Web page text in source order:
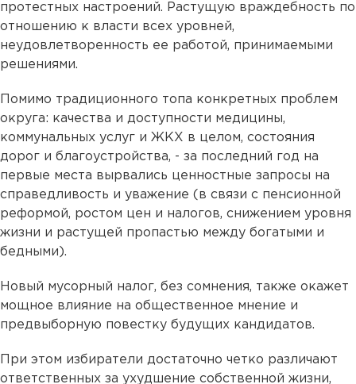
протестных настроений. Растущую враждебность по
отношению к власти всех уровней,
неудовлетворенность ее работой, принимаемыми
решениями.
Помимо традиционного топа конкретных проблем
округа: качества и доступности медицины,
коммунальных услуг и ЖКХ в целом, состояния
дорог и благоустройства, - за последний год на
первые места вырвались ценностные запросы на
справедливость и уважение (в связи с пенсионной
реформой, ростом цен и налогов, снижением уровня
жизни и растущей пропастью между богатыми и
бедными).
Новый мусорный налог, без сомнения, также окажет
мощное влияние на общественное мнение и
предвыборную повестку будущих кандидатов.
При этом избиратели достаточно четко различают
ответственных за ухудшение собственной жизни,